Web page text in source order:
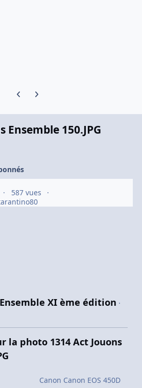
Previous carousel slide
Next carousel slide
Ensemble 150.JPG
587 vues
XI ème édition ·
la photo 1314 Act Jouons
Canon Canon EOS 450D